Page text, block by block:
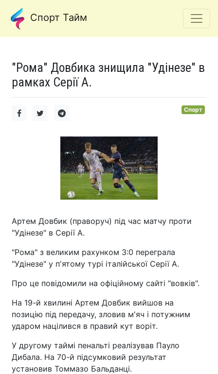
Спорт Тайм
"Рома" Довбика знищила "Удінезе" в
рамках Серії А.
Спорт
Артем Довбик (праворуч) під час матчу проти
"Удінезе" в Серії А.
"Рома" з великим рахунком 3:0 переграла
"Удінезе" у п'ятому турі італійської Серії А.
Про це повідомили на офіційному сайті "вовків".
На 19-й хвилині Артем Довбик вийшов на
позицію під передачу, зловив м'яч і потужним
ударом націлився в правий кут воріт.
У другому таймі пенальті реалізував Пауло
Дибала. На 70-й підсумковий результат
установив Томмазо Бальданці.